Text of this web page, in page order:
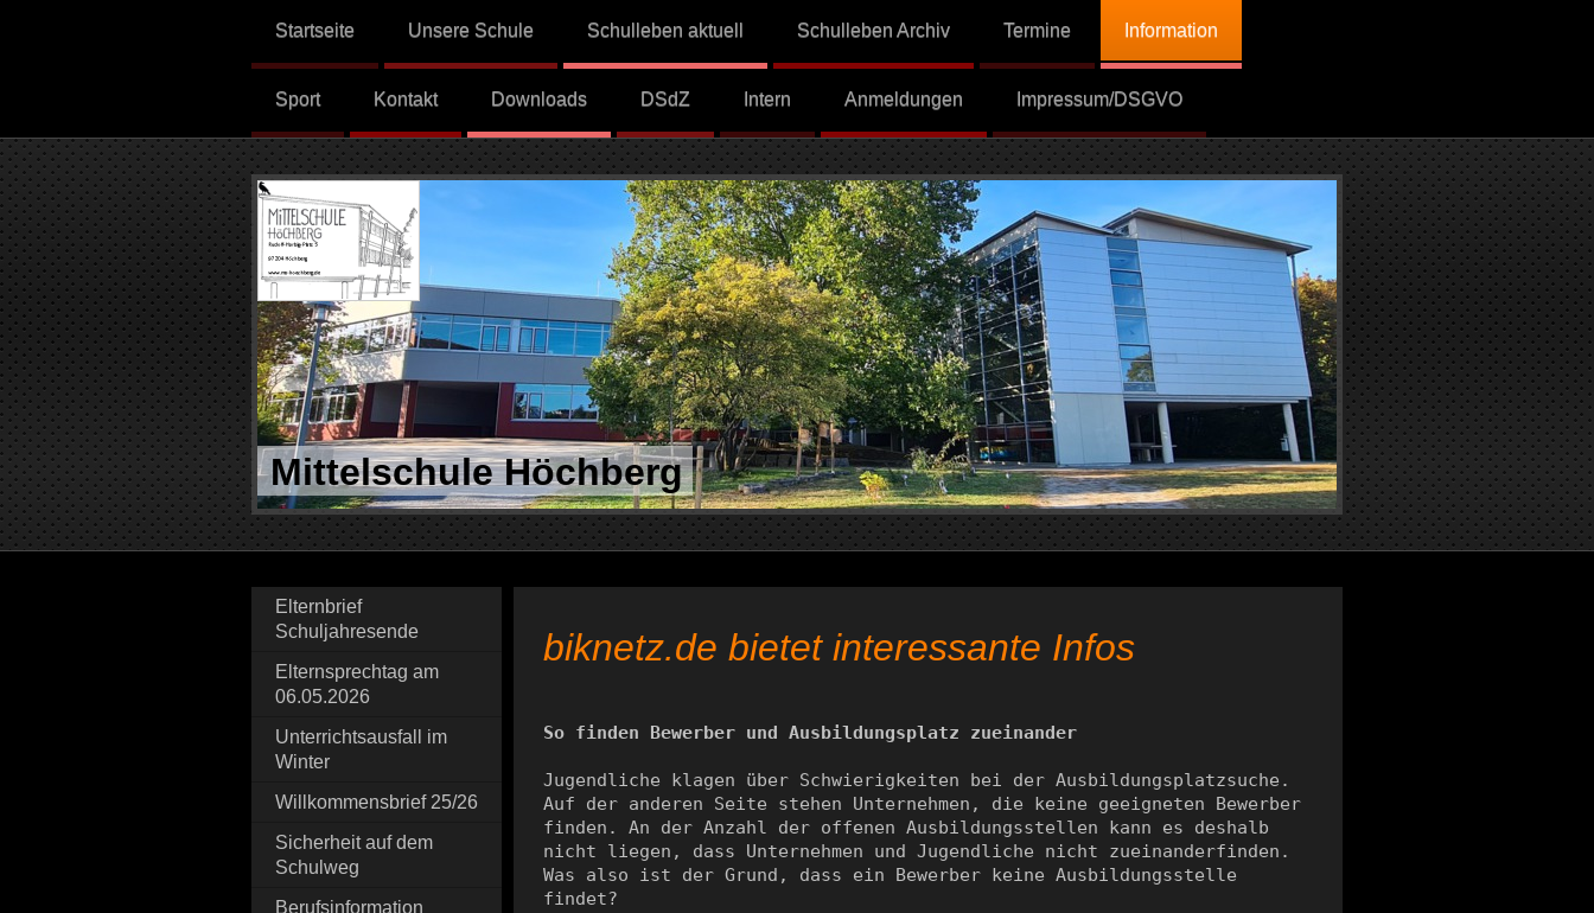
Startseite Unsere Schule Schulleben aktuell Schulleben Archiv Termine Information
Sport Kontakt Downloads DSdZ Intern Anmeldungen Impressum/DSGVO
Mittelschule Höchberg
Elternbrief
Schuljahresende
Elternsprechtag am
06.05.2026
Unterrichtsausfall im
Winter
Willkommensbrief 25/26
Sicherheit auf dem
Schulweg
Berufsinformation
biknetz.de bietet interessante Infos
So finden Bewerber und Ausbildungsplatz zueinander
Jugendliche klagen über Schwierigkeiten bei der Ausbildungsplatzsuche.
Auf der anderen Seite stehen Unternehmen, die keine geeigneten Bewerber
finden. An der Anzahl der offenen Ausbildungsstellen kann es deshalb
nicht liegen, dass Unternehmen und Jugendliche nicht zueinanderfinden.
Was also ist der Grund, dass ein Bewerber keine Ausbildungsstelle
findet?